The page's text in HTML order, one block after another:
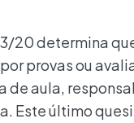
20 determina
provas ou
de aula,
Este último